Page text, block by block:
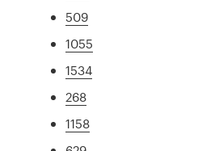
509
1055
1534
268
1158